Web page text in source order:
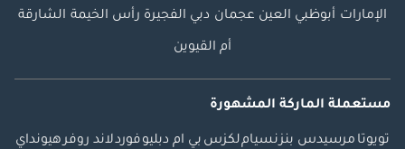
الإمارات أبوظبي العين عجمان دبي الفجيرة رأس الخيمة الشارقة
أم القيوين
مستعملة الماركة المشهورة
تويوتا مرسيدس بنزنسياملكزس بي ام دبليوفوردلاند روفرهيونداي